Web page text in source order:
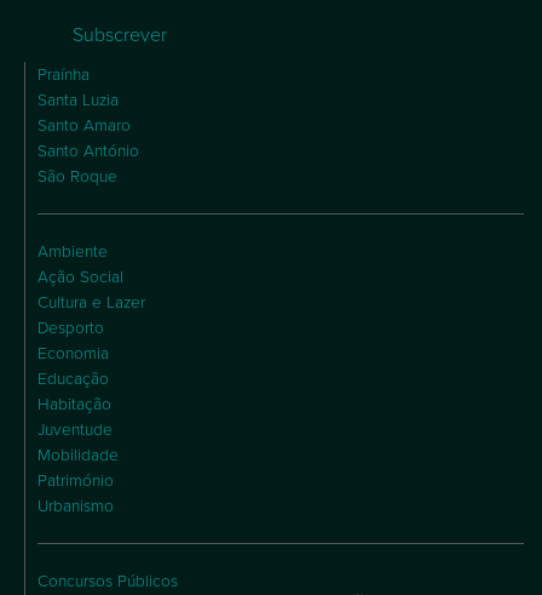
Subscrever
Praínha
Santa Luzia
Santo Amaro
Santo António
São Roque
Ambiente
Ação Social
Cultura e Lazer
Desporto
Economia
Educação
Habitação
Juventude
Mobilidade
Património
Urbanismo
Concursos Públicos